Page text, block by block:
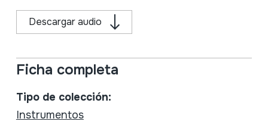
Descargar audio
Ficha completa
Tipo de colección:
Instrumentos